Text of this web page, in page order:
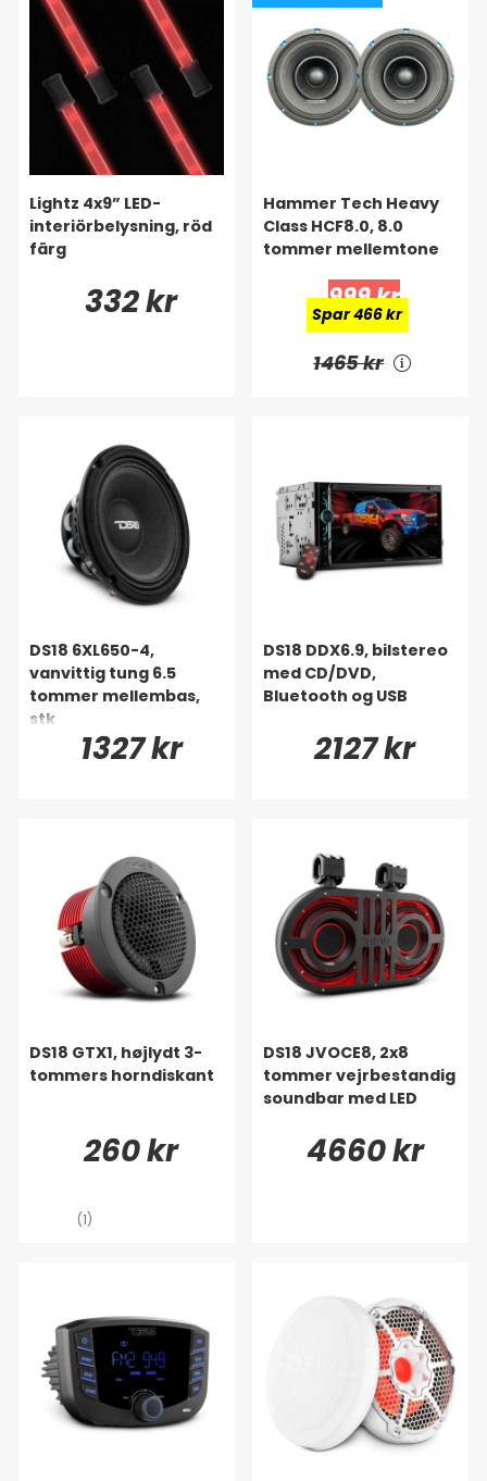
Lightz 4x9” LED-
interiörbelysning, röd
färg
332 kr
Hammer Tech Heavy
Class HCF8.0, 8.0
tommer mellemtone
999 kr
Spar 466 kr
1465 kr
DS18 6XL650-4,
vanvittig tung 6.5
tommer mellembas,
stk
1327 kr
DS18 DDX6.9, bilstereo
med CD/DVD,
Bluetooth og USB
2127 kr
DS18 GTX1, højlydt 3-
tommers horndiskant
260 kr
(1)
DS18 JVOCE8, 2x8
tommer vejrbestandig
soundbar med LED
4660 kr